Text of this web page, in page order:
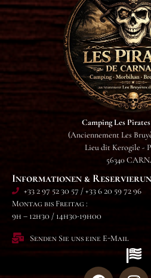
Camping Les
(Anciennement Les
Lieu dit Kerogile -
56340
Informationen &
+33 2 97 52 30 57 / +33 6 20 59 72 96
Montag bis Freitag :
9h – 12h30 / 14h30-19h00
Senden Sie uns eine E-Mail